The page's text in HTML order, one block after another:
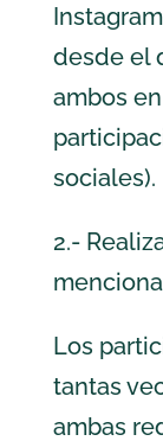
desde el
ambos
sociales).
2.-
Los
tantas
ambas